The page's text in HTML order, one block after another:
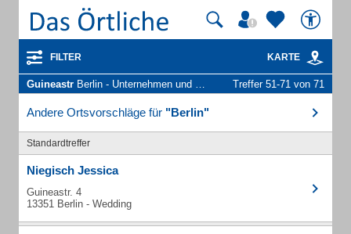
FILTER KARTE
Guineastr Berlin - Unternehmen und Personen Treffer 51-71 von 71
Andere Ortsvorschläge für "Berlin"
Standardtreffer
Niegisch Jessica
Guineastr. 4
13351 Berlin - Wedding